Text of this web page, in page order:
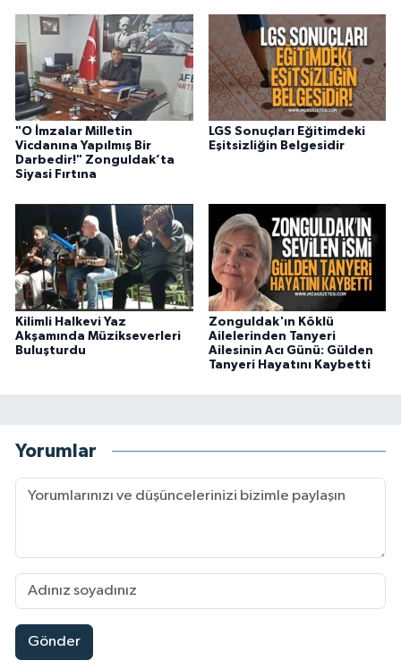
"O İmzalar Milletin
Vicdanına Yapılmış Bir
Darbedir!" Zonguldak’ta
Siyasi Fırtına
LGS Sonuçları Eğitimdeki
Eşitsizliğin Belgesidir
Kilimli Halkevi Yaz
Akşamında Müzikseverleri
Buluşturdu
Zonguldak'ın Köklü
Ailelerinden Tanyeri
Ailesinin Acı Günü: Gülden
Tanyeri Hayatını Kaybetti
Yorumlar
Gönder